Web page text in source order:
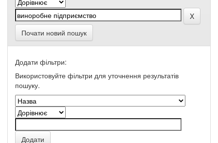
Почати новий пошук
Додати фільтри:
Використовуйте фільтри для уточнення результатів
пошуку.